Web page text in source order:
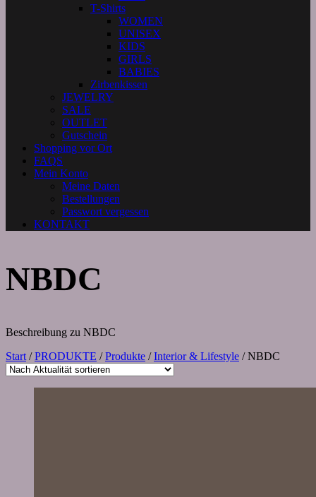
T-Shirts
WOMEN
UNISEX
KIDS
GIRLS
BABIES
Zirbenkissen
JEWELRY
SALE
OUTLET
Gutschein
Shopping vor Ort
FAQS
Mein Konto
Meine Daten
Bestellungen
Passwort vergessen
KONTAKT
NBDC
Beschreibung zu NBDC
Start /PRODUKTE /Produkte /Interior & Lifestyle / NBDC